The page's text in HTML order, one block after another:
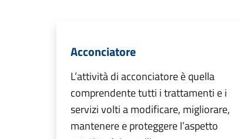
Acconciatore
L’attività di acconciatore è quella
comprendente tutti i trattamenti e i
servizi volti a modificare, migliorare,
mantenere e proteggere l’aspetto